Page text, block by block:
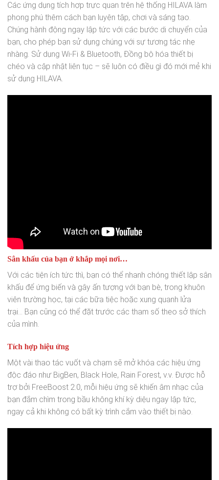
Các ứng dụng tích hợp trực quan trên hệ thống HILAVA làm
phong phú thêm cách bạn luyện tập, chơi và sáng tạo.
Chúng hành động ngay lập tức với các bước di chuyển của
bạn, cho phép bạn sử dụng chúng với sự tương tác nhẹ
nhàng. Sử dụng Wi-Fi & Bluetooth, Đồng bộ hóa thiết bị
chéo và cập nhật liên tục – sẽ luôn có điều gì đó mới mẻ khi
sử dụng HILAVA.
Sân khấu của bạn ở khắp mọi nơi…
Với các tiện ích tức thì, bạn có thể nhanh chóng thiết lập sân
khấu để ứng biến và gây ấn tượng với bạn bè, trong khuôn
viên trường học, tại các bữa tiệc hoặc xung quanh lửa
trại… Bạn cũng có thể đặt trước các tham số theo sở thích
của mình.
Tích hợp hiệu ứng
Một vài thao tác vuốt và chạm sẽ mở khóa các hiệu ứng
độc đáo như BigBen, Black Hole, Rain Forest, v.v. Được hỗ
trợ bởi FreeBoost 2.0, mỗi hiệu ứng sẽ khiến âm nhạc của
bạn đắm chìm trong bầu không khí kỳ diệu ngay lập tức,
ngay cả khi không có bất kỳ trình cắm vào thiết bị nào.